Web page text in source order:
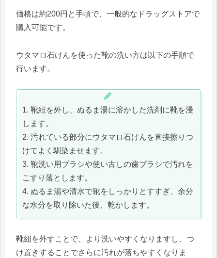
価格は約200円と手頃で、一般的なドラッグストアで
購入可能です。
ウタマロ石けんを使った靴の洗い方は以下の手順で
行います。
1. 靴紐を外し、ぬるま湯に溶かした洗剤に靴を浸
します。
2. 汚れている部分にウタマロ石けんを直接擦りつ
けてよく馴染ませます。
3. 靴洗い用ブラシや使い古しの歯ブラシで汚れを
こすり落とします。
4. ぬるま湯や清水で靴をしっかりとすすぎ、余分
な水分を取り除いた後、乾かします。
靴紐を外すことで、より洗いやすくなりますし、つ
け置きすることでさらに汚れが落ちやすくなりま